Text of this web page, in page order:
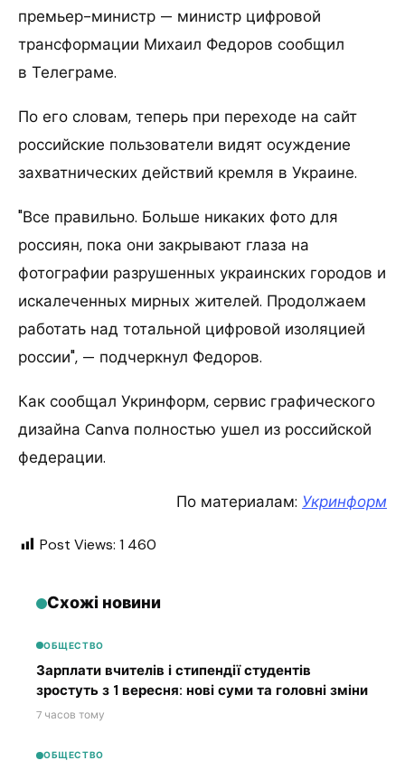
премьер-министр — министр цифровой
трансформации Михаил Федоров сообщил
в Телеграме.
По его словам, теперь при переходе на сайт
российские пользователи видят осуждение
захватнических действий кремля в Украине.
"Все правильно. Больше никаких фото для
россиян, пока они закрывают глаза на
фотографии разрушенных украинских городов и
искалеченных мирных жителей. Продолжаем
работать над тотальной цифровой изоляцией
россии", — подчеркнул Федоров.
Как сообщал Укринформ, сервис графического
дизайна Canva полностью ушел из российской
федерации.
По материалам: Укринформ
Post Views: 1 460
Схожі новини
ОБЩЕСТВО
Зарплати вчителів і стипендії студентів
зростуть з 1 вересня: нові суми та головні зміни
7 часов тому
ОБЩЕСТВО